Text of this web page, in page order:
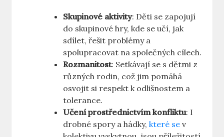
Skupinové aktivity: ​Děti ‍se ⁢zapojují
do skupinové hry, kde se učí, jak
sdílet, řešit problémy a
spolupracovat ⁣na společných cílech.
Rozmanitost: ‌Setkávají se s⁣ dětmi z
‍různých rodin, což jim pomáhá
osvojit si respekt k odlišnostem a
tolerance.
Učení prostřednictvím konfliktu: I
drobné spory a hádky,které se v